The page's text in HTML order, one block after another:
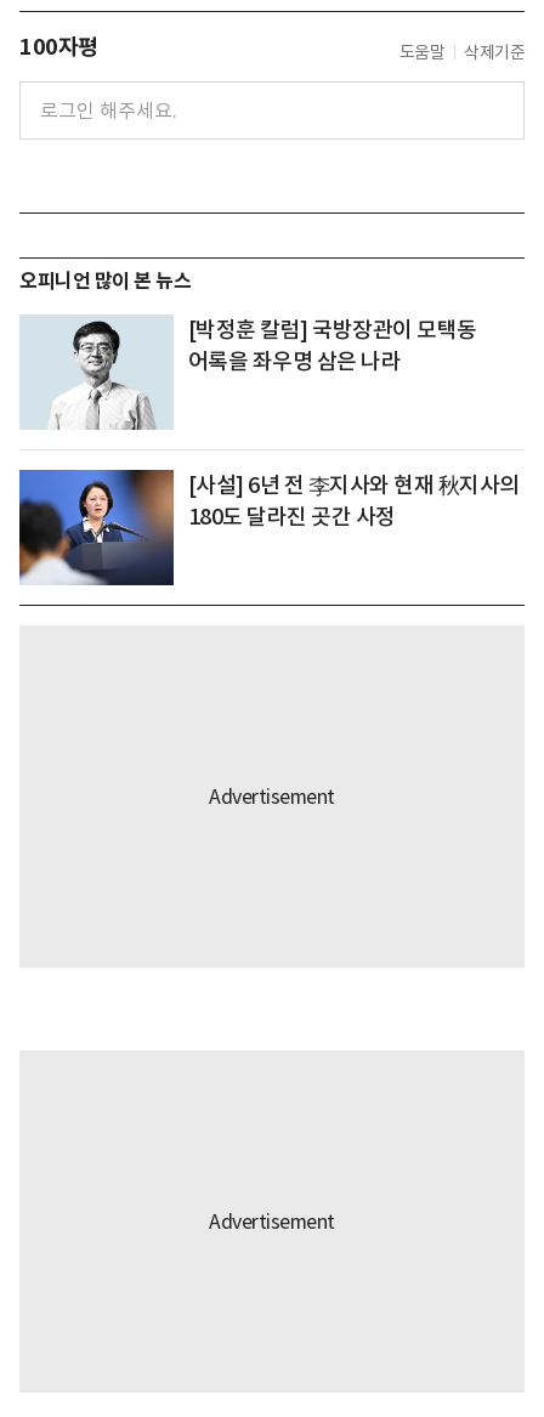
100자평 도움말 삭제기준
오피니언 많이 본 뉴스
[박정훈 칼럼] 국방장관이 모택동
어록을 좌우명 삼은 나라
[사설] 6년 전 李지사와 현재 秋지사의
180도 달라진 곳간 사정